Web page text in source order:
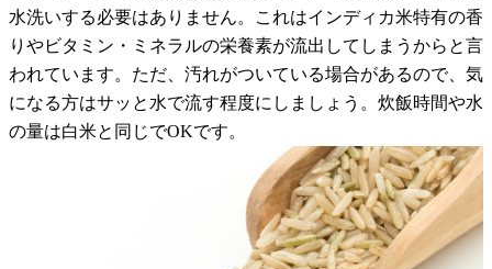
水洗いする必要はありません。これはインディカ米特有の香
りやビタミン・ミネラルの栄養素が流出してしまうからと言
われています。ただ、汚れがついている場合があるので、気
になる方はサッと水で流す程度にしましょう。炊飯時間や水
の量は白米と同じでOKです。